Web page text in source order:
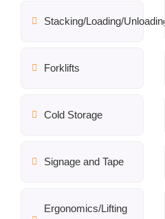
Stacking/Loading/Unloading
Forklifts
Cold Storage
Signage and Tape
Ergonomics/Lifting